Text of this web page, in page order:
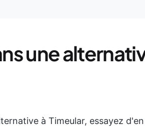
une
à Timeular, essayez